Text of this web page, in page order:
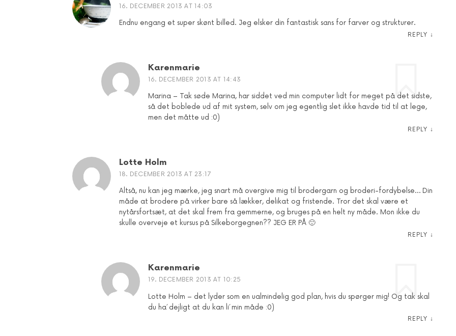
16. DECEMBER 2013 AT 14:03
Endnu engang et super skønt billed. Jeg elsker din fantastisk sans for farver og strukturer.
REPLY ↓
Karenmarie
16. DECEMBER 2013 AT 14:43
Marina – Tak søde Marina, har siddet ved min computer lidt for meget på det sidste,
så det boblede ud af mit system, selv om jeg egentlig slet ikke havde tid til at lege,
men det måtte ud :0)
REPLY ↓
Lotte Holm
18. DECEMBER 2013 AT 23:17
Altså, nu kan jeg mærke, jeg snart må overgive mig til brodergarn og broderi-fordybelse… Din
måde at brodere på virker bare så lækker, delikat og fristende. Tror det skal være et
nytårsfortsæt, at det skal frem fra gemmerne, og bruges på en helt ny måde. Mon ikke du
skulle overveje et kursus på Silkeborgegnen?? JEG ER PÅ 🙂
REPLY ↓
Karenmarie
19. DECEMBER 2013 AT 10:25
Lotte Holm – det lyder som en ualmindelig god plan, hvis du spørger mig! Og tak skal
du ha´ dejligt at du kan li´ min måde :0)
REPLY ↓